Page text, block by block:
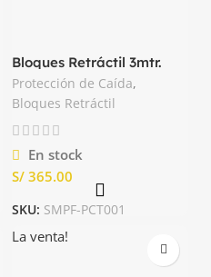
Bloques Retráctil 3mtr.
Cinta Dyneema TRX
Protección de Caída,
Bloques Retráctil
En stock
S/
SKU: SMPF-PCT001
La venta!